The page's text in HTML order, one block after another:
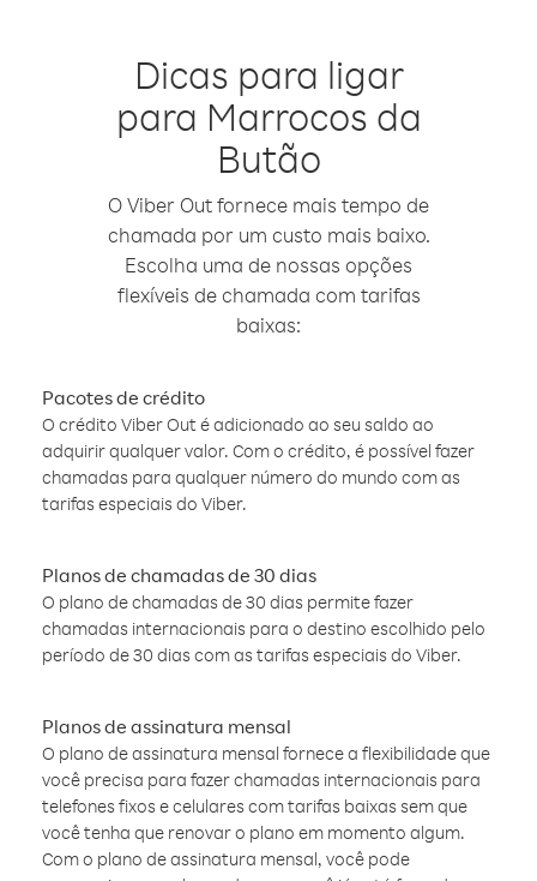
Dicas para ligar
para Marrocos da
Butão
O Viber Out fornece mais tempo de
chamada por um custo mais baixo.
Escolha uma de nossas opções
flexíveis de chamada com tarifas
baixas:
Pacotes de crédito
O crédito Viber Out é adicionado ao seu saldo ao
adquirir qualquer valor. Com o crédito, é possível fazer
chamadas para qualquer número do mundo com as
tarifas especiais do Viber.
Planos de chamadas de 30 dias
O plano de chamadas de 30 dias permite fazer
chamadas internacionais para o destino escolhido pelo
período de 30 dias com as tarifas especiais do Viber.
Planos de assinatura mensal
O plano de assinatura mensal fornece a flexibilidade que
você precisa para fazer chamadas internacionais para
telefones fixos e celulares com tarifas baixas sem que
você tenha que renovar o plano em momento algum.
Com o plano de assinatura mensal, você pode